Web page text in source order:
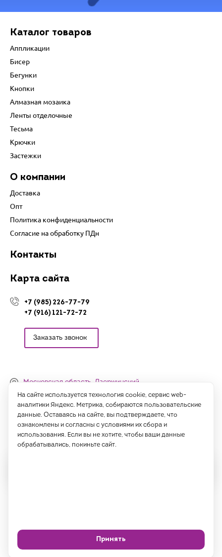
Каталог товаров
Аппликации
Бисер
Бегунки
Кнопки
Алмазная мозаика
Ленты отделочные
Тесьма
Крючки
Застежки
О компании
Доставка
Опт
Политика конфиденциальности
Согласие на обработку ПДн
Контакты
Карта сайта
+7 (985) 226-77-79
+7 (916) 121-72-72
Заказать звонок
Московская область, Дзержинский,
Денисьевский проезд, 15 (офис)
Часы работы:
с 09:00 до 18:00, сб-вс - выходные
Написать нам
конфиденциальности
На сайте используется технология cookie, сервис web-
аналитики Яндекс. Метрика, собираются пользовательские
данные. Оставаясь на сайте, вы подтверждаете, что
ознакомлены и согласны с условиями их сбора и
использования. Если вы не хотите, чтобы ваши данные
обрабатывались, покиньте сайт.
Принять